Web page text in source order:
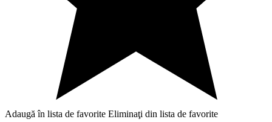
Adaugă în lista de favorite Eliminaţi din lista de favorite